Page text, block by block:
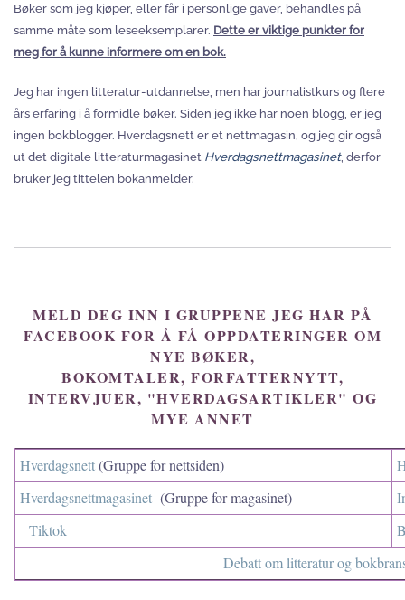
Bøker som jeg kjøper, eller får i personlige gaver, behandles på
samme måte som leseeksemplarer. Dette er viktige punkter for
meg for å kunne informere om en bok.
Jeg har ingen litteratur-utdannelse, men har journalistkurs og flere
års erfaring i å formidle bøker. Siden jeg ikke har noen blogg, er jeg
ingen bokblogger. Hverdagsnett er et nettmagasin, og jeg gir også
ut det digitale litteraturmagasinet Hverdagsnettmagasinet, derfor
bruker jeg tittelen bokanmelder.
MELD DEG INN I GRUPPENE JEG HAR PÅ
FACEBOOK FOR Å FÅ OPPDATERINGER OM
NYE BØKER,
BOKOMTALER, FORFATTERNYTT,
INTERVJUER, "HVERDAGSARTIKLER" OG
MYE ANNET
Hverdagsnett(Gruppe for nettsiden)
Hverdagsnettmagasinet (Gruppe for magasinet)
Tiktok
Debatt om litteratur og